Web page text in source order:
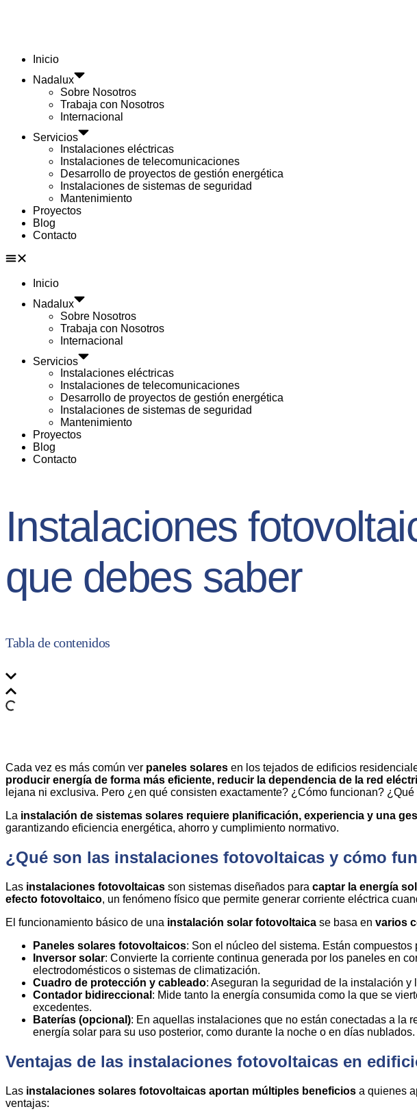
Inicio
Nadalux
Sobre Nosotros
Trabaja con Nosotros
Internacional
Servicios
Instalaciones eléctricas
Instalaciones de telecomunicaciones
Desarrollo de proyectos de gestión energética
Instalaciones de sistemas de seguridad
Mantenimiento
Proyectos
Blog
Contacto
Inicio
Nadalux
Sobre Nosotros
Trabaja con Nosotros
Internacional
Servicios
Instalaciones eléctricas
Instalaciones de telecomunicaciones
Desarrollo de proyectos de gestión energética
Instalaciones de sistemas de seguridad
Mantenimiento
Proyectos
Blog
Contacto
Instalaciones
que debes saber
Tabla de contenidos
Cada vez es más común ver paneles solares en los tejados de edificios
producir energía de forma más eficiente, reducir la dependencia de la red
lejana ni exclusiva. Pero ¿en qué consisten exactamente? ¿Cómo funcionan?
La instalación de sistemas solares requiere planificación, experiencia y una
garantizando eficiencia energética, ahorro y cumplimiento normativo.
¿Qué son las instalaciones fotovoltaicas y cómo
Las instalaciones fotovoltaicas son sistemas diseñados para captar la energía
efecto fotovoltaico, un fenómeno físico que permite generar corriente eléctrica
El funcionamiento básico de una instalación solar fotovoltaica se basa en varios
Paneles solares fotovoltaicos: Son el núcleo del sistema. Están
Inversor solar: Convierte la corriente continua generada por los paneles en
electrodomésticos o sistemas de climatización.
Cuadro de protección y cableado: Aseguran la seguridad de la instalación
Contador bidireccional : Mide tanto la energía consumida como la que se
excedentes.
Baterías (opcional): En aquellas instalaciones que no están conectadas a la
energía solar para su uso posterior, como durante la noche o en días nublados.
Ventajas de las instalaciones fotovoltaicas en
Las instalaciones solares fotovoltaicas aportan múltiples beneficios a quienes
ventajas: